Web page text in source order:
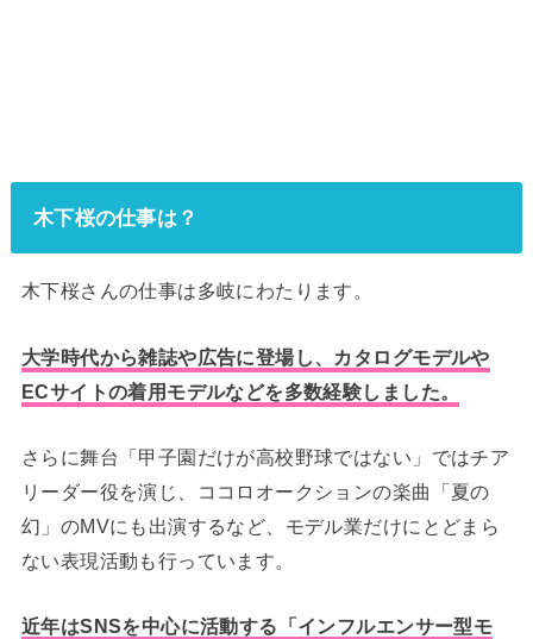
木下桜の仕事は？
木下桜さんの仕事は多岐にわたります。
大学時代から雑誌や広告に登場し、カタログモデルや
ECサイトの着用モデルなどを多数経験しました。
さらに舞台「甲子園だけが高校野球ではない」ではチア
リーダー役を演じ、ココロオークションの楽曲「夏の
幻」のMVにも出演するなど、モデル業だけにとどまら
ない表現活動も行っています。
近年はSNSを中心に活動する「インフルエンサー型モ